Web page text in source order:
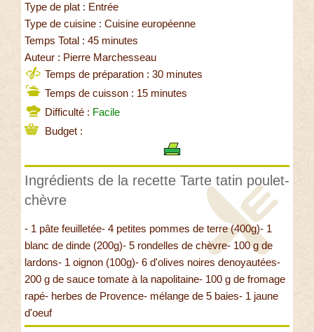
Type de plat : Entrée
Type de cuisine : Cuisine européenne
Temps Total : 45 minutes
Auteur : Pierre Marchesseau
Temps de préparation : 30 minutes
Temps de cuisson : 15 minutes
Difficulté : Facile
Budget :
Ingrédients de la recette Tarte tatin poulet-
chèvre
- 1 pâte feuilletée- 4 petites pommes de terre (400g)- 1
blanc de dinde (200g)- 5 rondelles de chèvre- 100 g de
lardons- 1 oignon (100g)- 6 d'olives noires denoyautées-
200 g de sauce tomate à la napolitaine- 100 g de fromage
rapé- herbes de Provence- mélange de 5 baies- 1 jaune
d'oeuf